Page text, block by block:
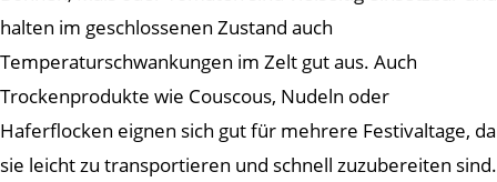
halten im geschlossenen Zustand auch
Temperaturschwankungen im Zelt gut aus. Auch
Trockenprodukte wie Couscous, Nudeln oder
Haferflocken eignen sich gut für mehrere Festivaltage, da
sie leicht zu transportieren und schnell zuzubereiten sind.